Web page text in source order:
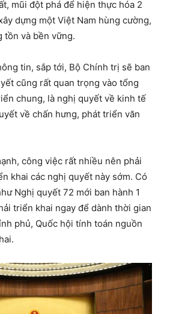
mũi đột phá để hiện thực hóa 2
dựng một Việt Nam hùng cường,
tồn và bền vững.
tin, sắp tới, Bộ Chính trị sẽ ban
cũng rất quan trọng vào tổng
chung, là nghị quyết về kinh tế
về chấn hưng, phát triển văn
công việc rất nhiều nên phải
khai các nghị quyết này sớm. Có
Nghị quyết 72 mới ban hành 1
triển khai ngay để dành thời gian
phủ, Quốc hội tính toán nguồn